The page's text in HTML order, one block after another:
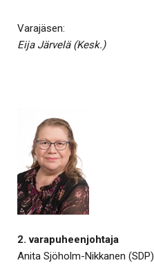
Varajäsen:
Eija Järvelä (Kesk.)
2. varapuheenjohtaja
Anita Sjöholm-Nikkanen (SDP)